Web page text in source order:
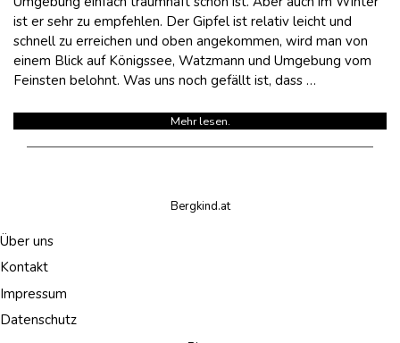
ist er sehr zu empfehlen. Der Gipfel ist relativ leicht und
schnell zu erreichen und oben angekommen, wird man von
einem Blick auf Königssee, Watzmann und Umgebung vom
Feinsten belohnt. Was uns noch gefällt ist, dass …
Mehr lesen.
Bergkind.at
Über uns
Kontakt
Impressum
Datenschutz